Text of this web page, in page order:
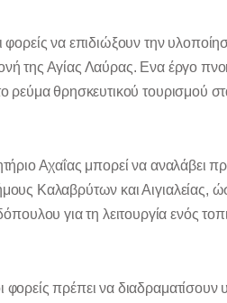
φορείς να επιδιώξουν την
της Αγίας Λαύρας. Ενα έργο
ρεύμα θρησκευτικού τουρισμού
Αχαΐας μπορεί να αναλάβει
Καλαβρύτων και
για τη λειτουργία ενός
φορείς πρέπει να